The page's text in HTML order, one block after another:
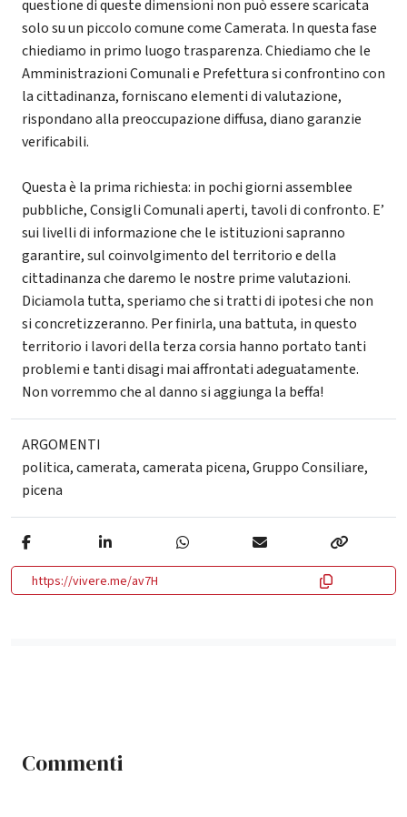
questione di queste dimensioni non può essere scaricata
solo su un piccolo comune come Camerata. In questa fase
chiediamo in primo luogo trasparenza. Chiediamo che le
Amministrazioni Comunali e Prefettura si confrontino con
la cittadinanza, forniscano elementi di valutazione,
rispondano alla preoccupazione diffusa, diano garanzie
verificabili.
Questa è la prima richiesta: in pochi giorni assemblee
pubbliche, Consigli Comunali aperti, tavoli di confronto. E’
sui livelli di informazione che le istituzioni sapranno
garantire, sul coinvolgimento del territorio e della
cittadinanza che daremo le nostre prime valutazioni.
Diciamola tutta, speriamo che si tratti di ipotesi che non
si concretizzeranno. Per finirla, una battuta, in questo
territorio i lavori della terza corsia hanno portato tanti
problemi e tanti disagi mai affrontati adeguatamente.
Non vorremmo che al danno si aggiunga la beffa!
ARGOMENTI
politica,camerata,camerata picena,Gruppo Consiliare,
picena
https://vivere.me/av7H
Commenti